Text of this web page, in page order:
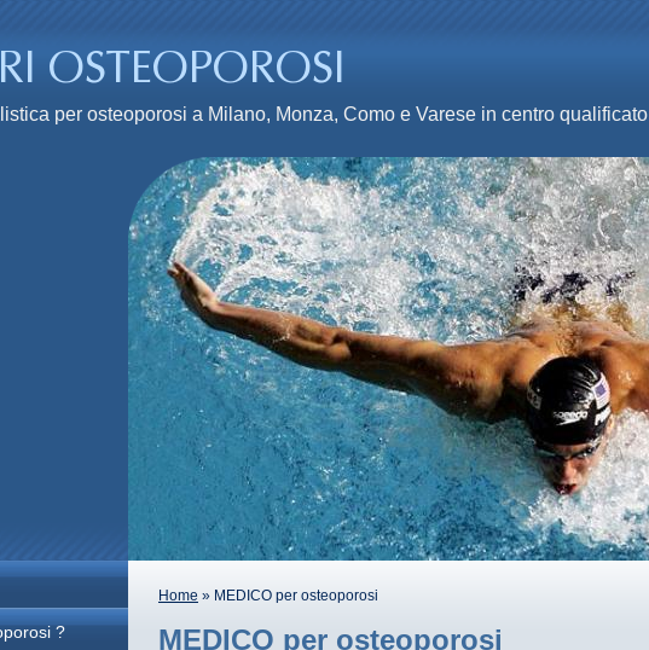
per osteoporosi a Milano, Monza, Como e Varese in centro qualificato
?
Home » MEDICO per osteoporosi
MEDICO per osteoporosi